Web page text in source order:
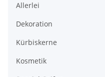
Allerlei
Dekoration
Kürbiskerne
Kosmetik